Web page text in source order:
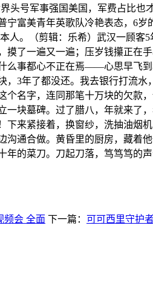
头号军事强国美国，军费占比
宁富美青年英歌队冷艳表态，6
人。（剪辑：乐希）武汉一顾客
摸了一遍又一遍；压岁钱攥正在
么事都心不正在焉——心思早飞
，3年了都没还。我去银行打流
个名字，连同那笔十万块的欠款
一块墓碑。过了腊八，年就来了
下来紧接着，换窗纱，洗抽油烟
沟通合做。黄昏里的厨房，藏着
的菜刀。刀起刀落，笃笃笃的
频会 全面 下一篇： 可可西里守护